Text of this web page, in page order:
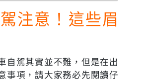
注意！這些眉
自駕其實並不難，但是在出
事項，請大家務必先閱讀仔